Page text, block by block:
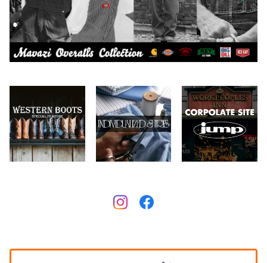
Collonil
CONVERSE
Crescent Down Works
ケア用品
本、写真集
2026.6.14